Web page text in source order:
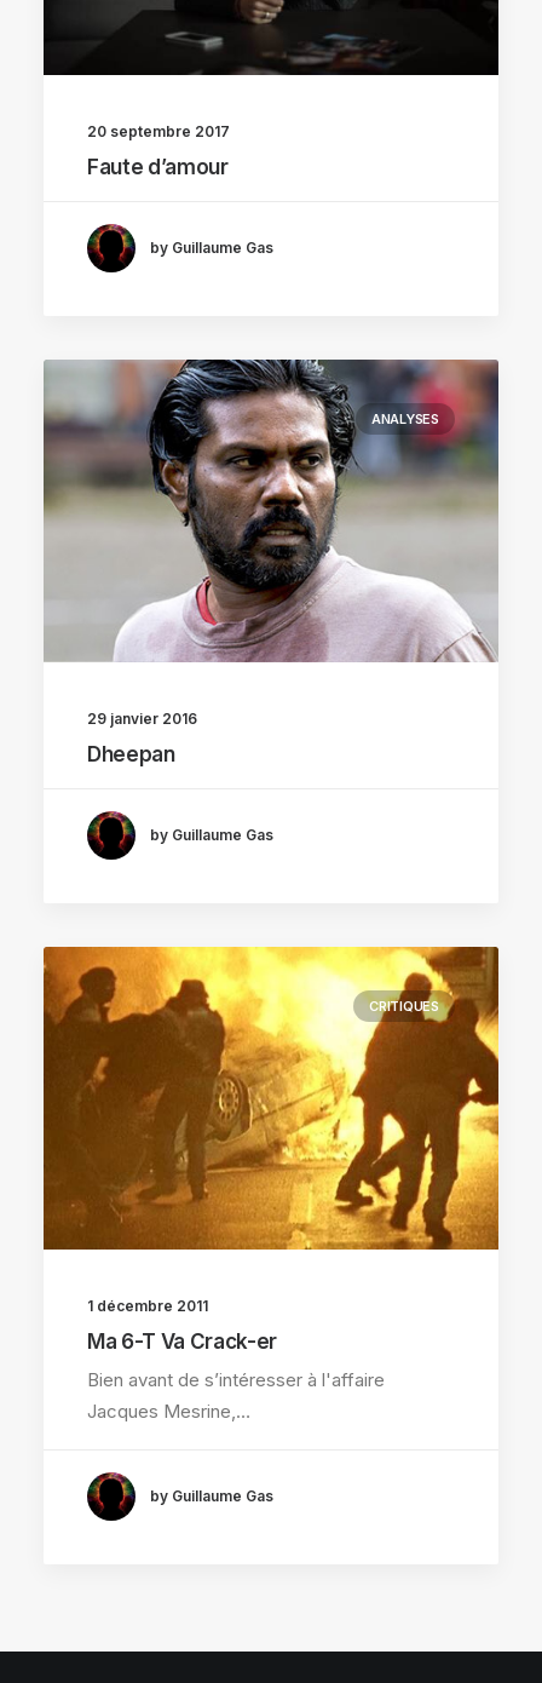
20 septembre 2017
Faute d’amour
by Guillaume Gas
ANALYSES
29 janvier 2016
Dheepan
by Guillaume Gas
CRITIQUES
1 décembre 2011
Ma 6-T Va Crack-er
Bien avant de s’intéresser à l'affaire
Jacques Mesrine,…
by Guillaume Gas